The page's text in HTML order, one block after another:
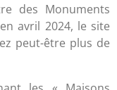
des Monuments
avril 2024, le site
peut-être plus de